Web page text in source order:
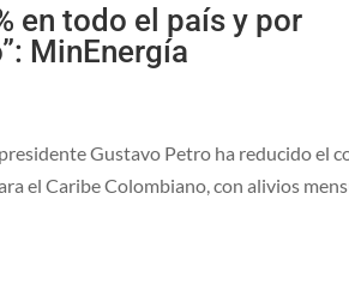
en todo el país y por
MinEnergía
Gustavo Petro ha reducido el
el Caribe Colombiano, con alivios